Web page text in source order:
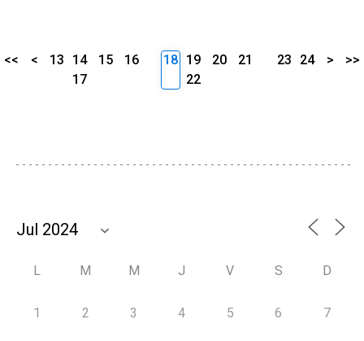
<< < 13 14 15
16
17
18 19 20
21
22
23 24 > >>
L M M J V S D
1 2 3 4 5 6 7